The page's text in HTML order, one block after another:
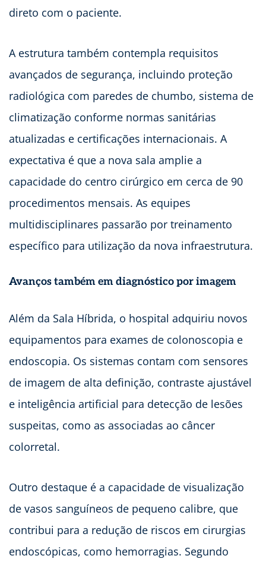
direto com o paciente.
A estrutura também contempla requisitos
avançados de segurança, incluindo proteção
radiológica com paredes de chumbo, sistema de
climatização conforme normas sanitárias
atualizadas e certificações internacionais. A
expectativa é que a nova sala amplie a
capacidade do centro cirúrgico em cerca de 90
procedimentos mensais. As equipes
multidisciplinares passarão por treinamento
específico para utilização da nova infraestrutura.
Avanços também em diagnóstico por imagem
Além da Sala Híbrida, o hospital adquiriu novos
equipamentos para exames de colonoscopia e
endoscopia. Os sistemas contam com sensores
de imagem de alta definição, contraste ajustável
e inteligência artificial para detecção de lesões
suspeitas, como as associadas ao câncer
colorretal.
Outro destaque é a capacidade de visualização
de vasos sanguíneos de pequeno calibre, que
contribui para a redução de riscos em cirurgias
endoscópicas, como hemorragias. Segundo